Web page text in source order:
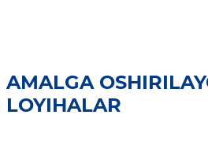
AMALGA
LOYIHALAR